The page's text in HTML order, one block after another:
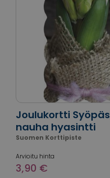
Joulukortti
nauha hyasintti
Suomen Korttipiste
Arvioitu hinta
3,90 €